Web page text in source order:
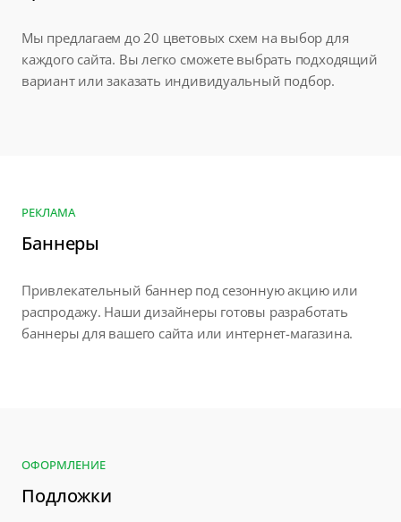
Мы предлагаем до 20 цветовых схем на выбор для
каждого сайта. Вы легко сможете выбрать подходящий
вариант или заказать индивидуальный подбор.
РЕКЛАМА
Баннеры
Привлекательный баннер под сезонную акцию или
распродажу. Наши дизайнеры готовы разработать
баннеры для вашего сайта или интернет-магазина.
ОФОРМЛЕНИЕ
Подложки